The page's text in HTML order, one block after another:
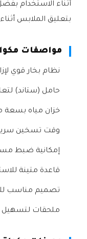
أثناء الاستخدام
بتعليق الملابس
مواصفات
نظام بخار قوي
حامل (ستاند)
خزان مياه بسعة
وقت تسخين
إمكانية ضبط
قاعدة متينة
تصميم مناسب
ملحقات لتسهيل